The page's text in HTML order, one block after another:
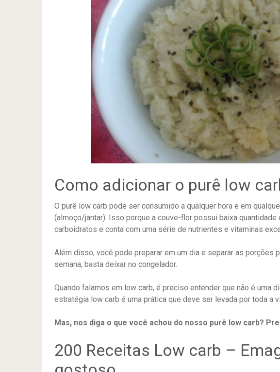
Como adicionar o purê low
O purê low carb pode ser consumido a qualquer hora e em
(almoço/jantar). Isso porque a couve-flor possui baixa quantidade
carboidratos e conta com uma série de nutrientes e vitaminas
Além disso, você pode preparar em um dia e separar as porções
semana, basta deixar no congelador.
Quando falamos em low carb, é preciso entender que não é uma
estratégia low carb é uma prática que deve ser levada por toda a
Mas, nos diga o que você achou do nosso purê low carb?
200 Receitas Low carb –